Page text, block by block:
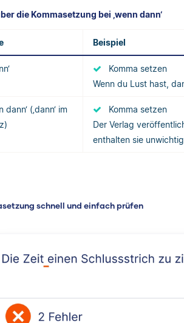
die Kommasetzung bei ‚wenn dann‘
Beispiel
Komma setzen
Wenn du Lust hast,
dann‘ (‚dann‘ im
Komma setzen
Der Verlag
enthalten sie
schnell und einfach prüfen